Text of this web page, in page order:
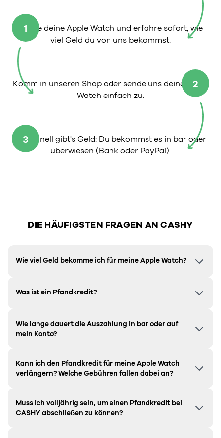
1
Wähle deine Apple Watch und erfahre sofort, wie
viel Geld du von uns bekommst.
2
Komm in unseren Shop oder sende uns deine Apple
Watch einfach zu.
3
So schnell gibt's Geld: Du bekommst es in bar oder
überwiesen (Bank oder PayPal).
DIE HÄUFIGSTEN FRAGEN AN CASHY
Wie viel Geld bekomme ich für meine Apple Watch?
Was ist ein Pfandkredit?
Wie lange dauert die Auszahlung in bar oder auf
mein Konto?
Kann ich den Pfandkredit für meine Apple Watch
verlängern? Welche Gebühren fallen dabei an?
Muss ich volljährig sein, um einen Pfandkredit bei
CASHY abschließen zu können?